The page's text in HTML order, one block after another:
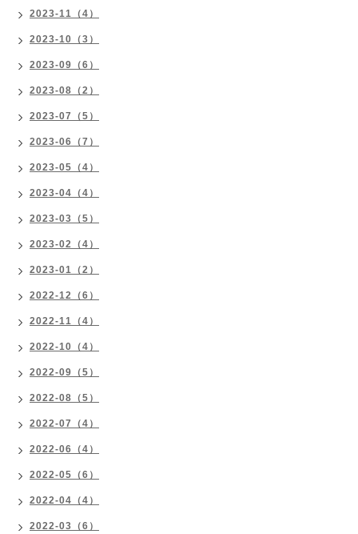
2023-11（4）
2023-10（3）
2023-09（6）
2023-08（2）
2023-07（5）
2023-06（7）
2023-05（4）
2023-04（4）
2023-03（5）
2023-02（4）
2023-01（2）
2022-12（6）
2022-11（4）
2022-10（4）
2022-09（5）
2022-08（5）
2022-07（4）
2022-06（4）
2022-05（6）
2022-04（4）
2022-03（6）